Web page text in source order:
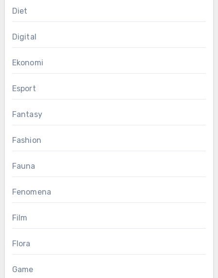
Diet
Digital
Ekonomi
Esport
Fantasy
Fashion
Fauna
Fenomena
Film
Flora
Game